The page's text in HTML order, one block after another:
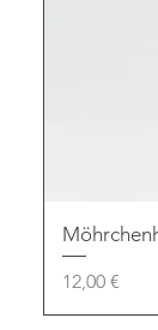
Preis
12,00 €